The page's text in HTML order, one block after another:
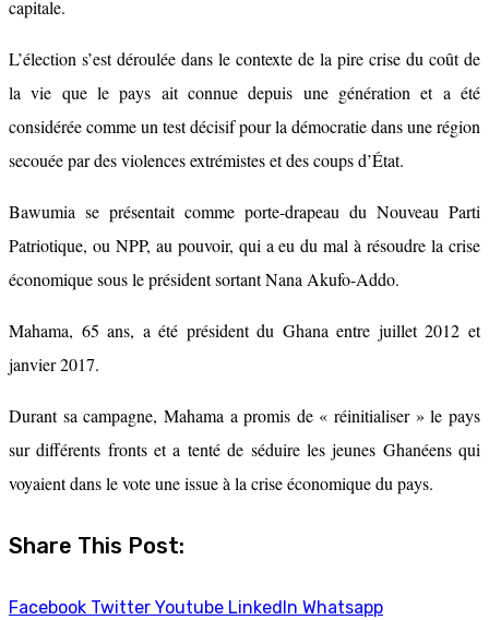
capitale.
L’élection s’est déroulée dans le contexte de la pire crise du coût de
la vie que le pays ait connue depuis une génération et a été
considérée comme un test décisif pour la démocratie dans une région
secouée par des violences extrémistes et des coups d’État.
Bawumia se présentait comme porte-drapeau du Nouveau Parti
Patriotique, ou NPP, au pouvoir, qui a eu du mal à résoudre la crise
économique sous le président sortant Nana Akufo-Addo.
Mahama, 65 ans, a été président du Ghana entre juillet 2012 et
janvier 2017.
Durant sa campagne, Mahama a promis de « réinitialiser » le pays
sur différents fronts et a tenté de séduire les jeunes Ghanéens qui
voyaient dans le vote une issue à la crise économique du pays.
Share This Post:
Facebook Twitter Youtube LinkedIn Whatsapp